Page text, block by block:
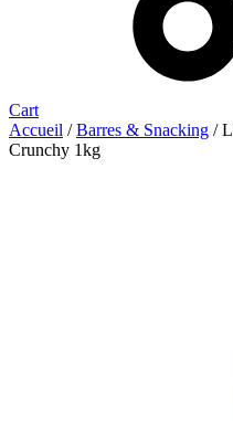
Cart
Accueil /Barres & Snacking /
Crunchy 1kg